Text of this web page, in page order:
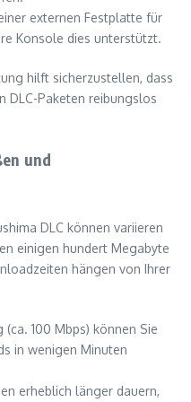
externen Festplatte für
Konsole dies unterstützt.
hilft sicherzustellen, dass
DLC-Paketen reibungslos
und
DLC können variieren
einigen hundert Megabyte
hängen von Ihrer
100 Mbps) können Sie
in wenigen Minuten
erheblich länger dauern,